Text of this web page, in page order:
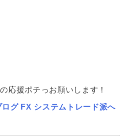
応援ポチっお願いします！